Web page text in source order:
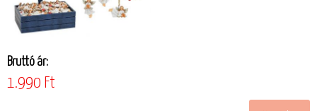
Bruttó ár:
1.990 Ft